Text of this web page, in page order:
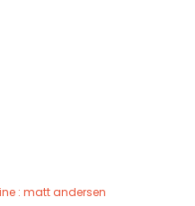
: matt andersen